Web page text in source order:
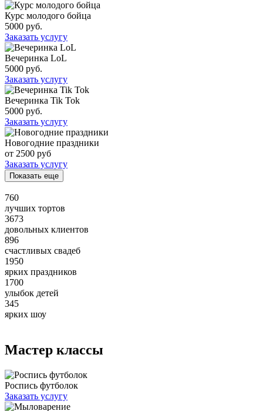
Курс молодого бойца
5000 руб.
Заказать услугу
Вечеринка LoL
5000 руб.
Заказать услугу
Вечеринка Tik Tok
5000 руб.
Заказать услугу
Новогодние праздники
от 2500 руб
Заказать услугу
Показать еще
760
лучших тортов
3673
довольных клиентов
896
счастливых свадеб
1950
ярких праздников
1700
улыбок детей
345
ярких шоу
Мастер классы
Роспись футболок
Заказать услугу